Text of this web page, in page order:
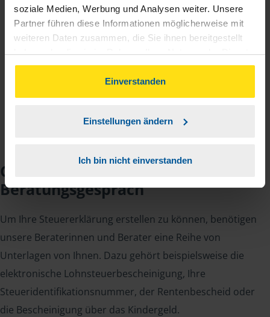
soziale Medien, Werbung und Analysen weiter. Unsere
Partner führen diese Informationen möglicherweise mit
weiteren Daten zusammen, die Sie ihnen bereitgestellt
haben oder die sie im Rahmen Ihrer Nutzung der Dienste
gesammelt haben. Indem Sie auf Einverstanden klicken,
können Sie der Verwendung von Cookies, gemäß
unserer➔ Datenschutzrichtliniezustimmen.
Einverstanden
Einstellungen ändern
Ich bin nicht einverstanden
immer für Sie da – ohne Zusatzkosten.
Fairer Beitrag
jährlichen Mitgliedsbeitrag, der sich nach Ihren
Jahreseinnahmen richtet.
Checkliste für Ihr
Beratungsgespräch
Um Ihre Steuererklärung erstellen zu können, benötigen
unsere Beraterinnen und Berater eine Reihe von
Unterlagen von Ihnen. Dazu gehört beispielsweise die
elektronische Lohnsteuerbescheinigung, Ihre
Steueridentifikationsnummer, der Rentenbescheid oder
die Bescheinigung über das Kindergeld.